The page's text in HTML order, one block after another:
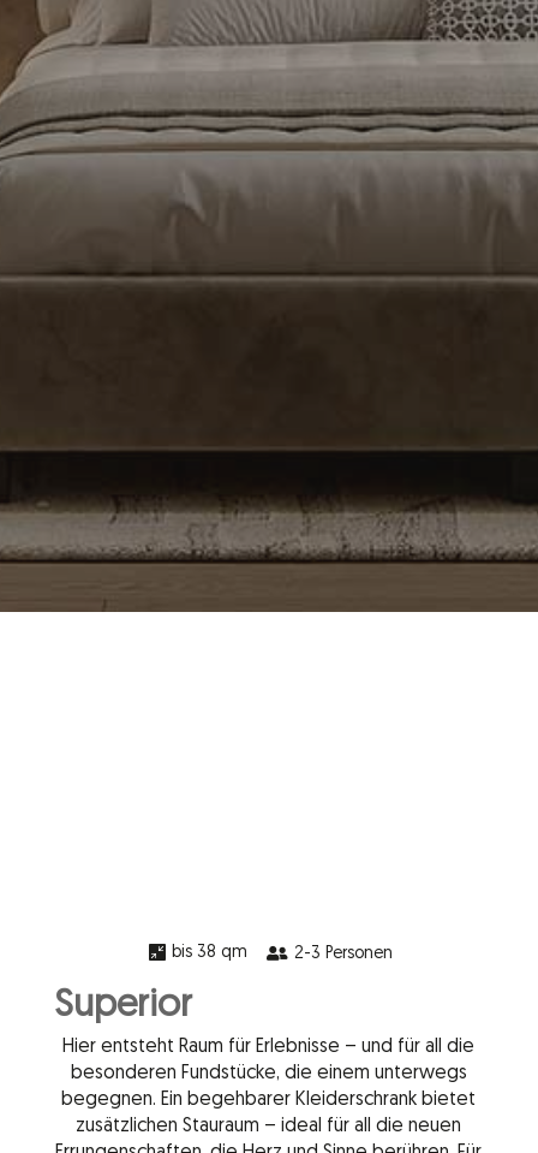
 bis 38 qm  2-3 Personen
Superior
Hier entsteht Raum für Erlebnisse – und für all die
besonderen Fundstücke, die einem unterwegs
begegnen. Ein begehbarer Kleiderschrank bietet
zusätzlichen Stauraum – ideal für all die neuen